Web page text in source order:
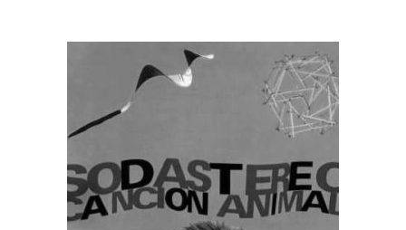
Gaby Ponchs
6:20 pm
07 de agosto de 1964. Se publica
en Estados Unidos, el single «I